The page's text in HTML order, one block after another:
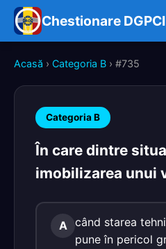
Chestionare DGPCI
Acasă › Categoria B › #735
Categoria B
În care dintre
imobilizarea unui
A când starea
pune în pericol